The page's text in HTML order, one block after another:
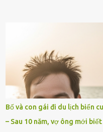
rơi vào khoảng trống vô tận,
ngồi lặng lẽ nhớ về cô ấy.
chìm đắm trong đau khổ. Họ
thiết đã đến bên, giúp tôi tổ
ngày giỗ đầu tiên của vợ, 49
mãi.Buổi sáng hôm đó, sau
sắp xếp lại bàn thờ vợ. Mọi
đó kỳ lạ mà tôi không thể
cúi xuống lau chùi bát hương,
Bố và con gái đi du lịch biển
– Sau 10 năm, vợ ông mới